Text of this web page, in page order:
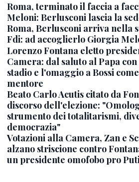
Roma, terminato il faccia a
Meloni: Berlusconi lascia la
Roma, Berlusconi arriva nella
Fdi: ad accoglierlo Giorgia
Lorenzo Fontana eletto
Camera: dal saluto al Papa
stadio e l'omaggio a Bossi come
mentore
Beato Carlo Acutis citato da
discorso dell'elezione:
strumento dei totalitarismi,
democrazia"
Votazioni alla Camera, Zan e
alzano striscione contro
un presidente omofobo pro